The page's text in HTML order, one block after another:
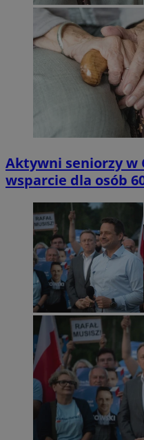
Aktywni seniorzy w
wsparcie dla osób